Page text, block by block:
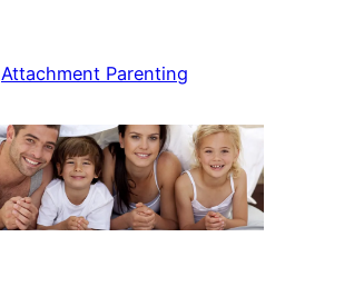
Attachment Parenting